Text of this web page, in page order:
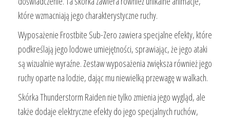
które wzmacniają jego charakterystyczne ruchy.
Wyposażenie Frostbite Sub-Zero zawiera specjalne efekty, które
podkreślają jego lodowe umiejętności, sprawiając, że jego ataki
są wizualnie wyraźne. Zestaw wyposażenia zwiększa również jego
ruchy oparte na lodzie, dając mu niewielką przewagę w walkach.
Skórka Thunderstorm Raiden nie tylko zmienia jego wygląd, ale
także dodaje elektryczne efekty do jego specjalnych ruchów,